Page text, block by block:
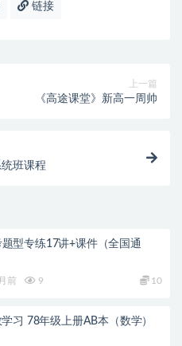
链接
上一篇
《高途课堂》新高一周帅
班课程
型专练17讲+课件（全国通
前 9 10
习 78年级上册AB本（数学）